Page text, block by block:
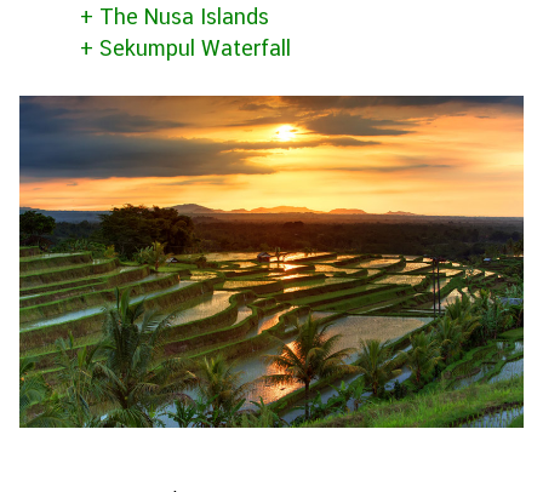
+ The Nusa Islands
+ Sekumpul Waterfall